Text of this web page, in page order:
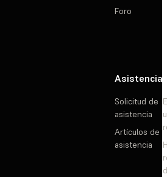
Foro
Asistencia
Solicitud de
asistencia
Artículos de
asistencia